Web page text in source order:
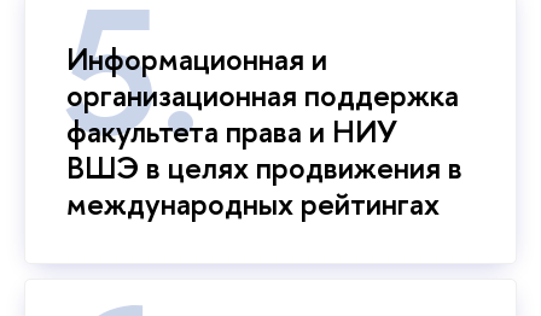
Информационная и
организационная поддержка
факультета права и НИУ
ВШЭ в целях продвижения в
международных рейтингах